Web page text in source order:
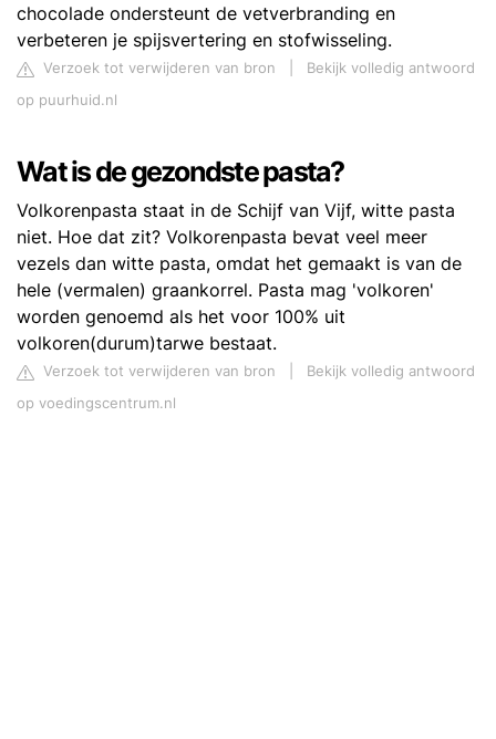
chocolade ondersteunt de vetverbranding en
verbeteren je spijsvertering en stofwisseling.
Verzoek tot verwijderen van bron
Bekijk volledig antwoord
op puurhuid.nl
Wat is de gezondste pasta?
Volkorenpasta staat in de Schijf van Vijf, witte pasta
niet. Hoe dat zit? Volkorenpasta bevat veel meer
vezels dan witte pasta, omdat het gemaakt is van de
hele (vermalen) graankorrel. Pasta mag 'volkoren'
worden genoemd als het voor 100% uit
volkoren(durum)tarwe bestaat.
Verzoek tot verwijderen van bron
Bekijk volledig antwoord
op voedingscentrum.nl